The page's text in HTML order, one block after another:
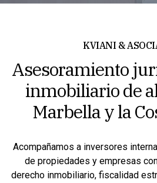
KVIANI &
Asesoramiento
inmobiliario de
Marbella y la
Acompañamos a inversores
de propiedades y empresas
derecho inmobiliario, fiscalidad